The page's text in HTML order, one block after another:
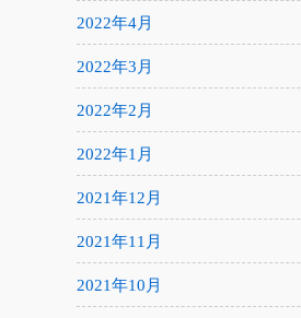
2022年4月
2022年3月
2022年2月
2022年1月
2021年12月
2021年11月
2021年10月